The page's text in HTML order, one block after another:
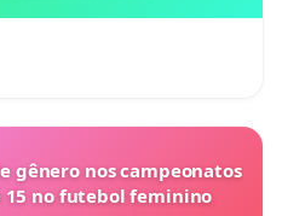
gênero nos campeonatos
15 no futebol feminino